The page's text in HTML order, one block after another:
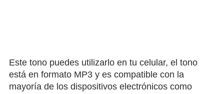
Este tono puedes utilizarlo en tu celular, el tono
está en formato MP3 y es compatible con la
mayoría de los dispositivos electrónicos como